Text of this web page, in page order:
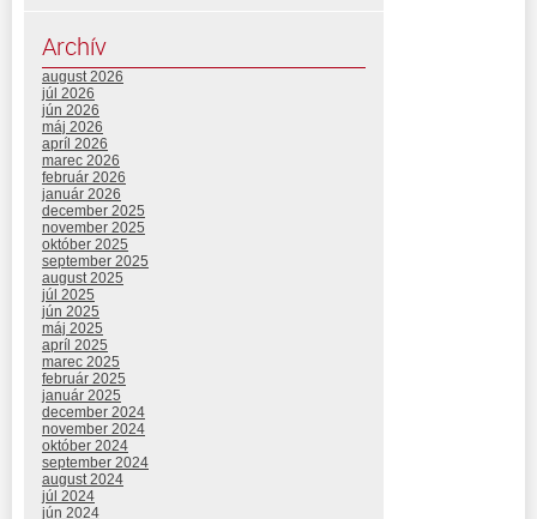
Archív
august 2026
júl 2026
jún 2026
máj 2026
apríl 2026
marec 2026
február 2026
január 2026
december 2025
november 2025
október 2025
september 2025
august 2025
júl 2025
jún 2025
máj 2025
apríl 2025
marec 2025
február 2025
január 2025
december 2024
november 2024
október 2024
september 2024
august 2024
júl 2024
jún 2024